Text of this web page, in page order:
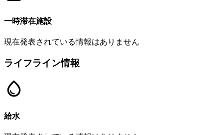
一時滞在施設
現在発表されている情報はありません
ライフライン情報
給水